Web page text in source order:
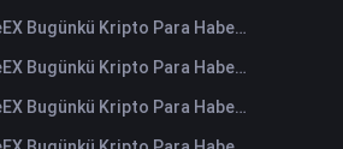
FameEX Bugünkü Kripto Para Haberleri Özeti | 6 Ağustos 2026
FameEX Bugünkü Kripto Para Haberleri Özeti | 5 Ağustos 2026
FameEX Bugünkü Kripto Para Haberleri Özeti | 4 Ağustos 2026